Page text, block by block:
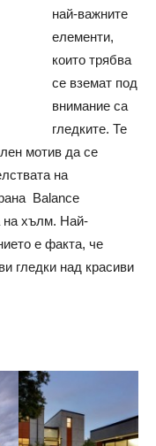
най-важните
елементи,
които трябва
се вземат под
внимание са
гледките. Те
мотив да се
на
Balance
на хълм. Най-
е факта, че
гледки над красиви